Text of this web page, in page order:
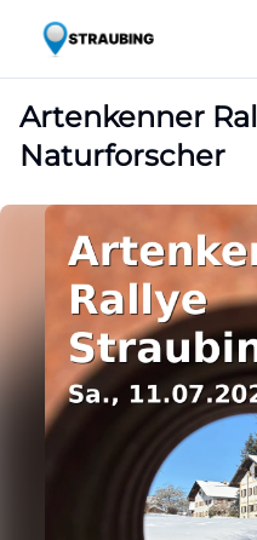
Artenkenner
Naturforscher